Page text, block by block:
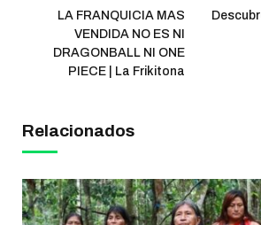
LA FRANQUICIA MAS
VENDIDA NO ES NI
DRAGONBALL NI ONE
PIECE | La Frikitona
Relacionados